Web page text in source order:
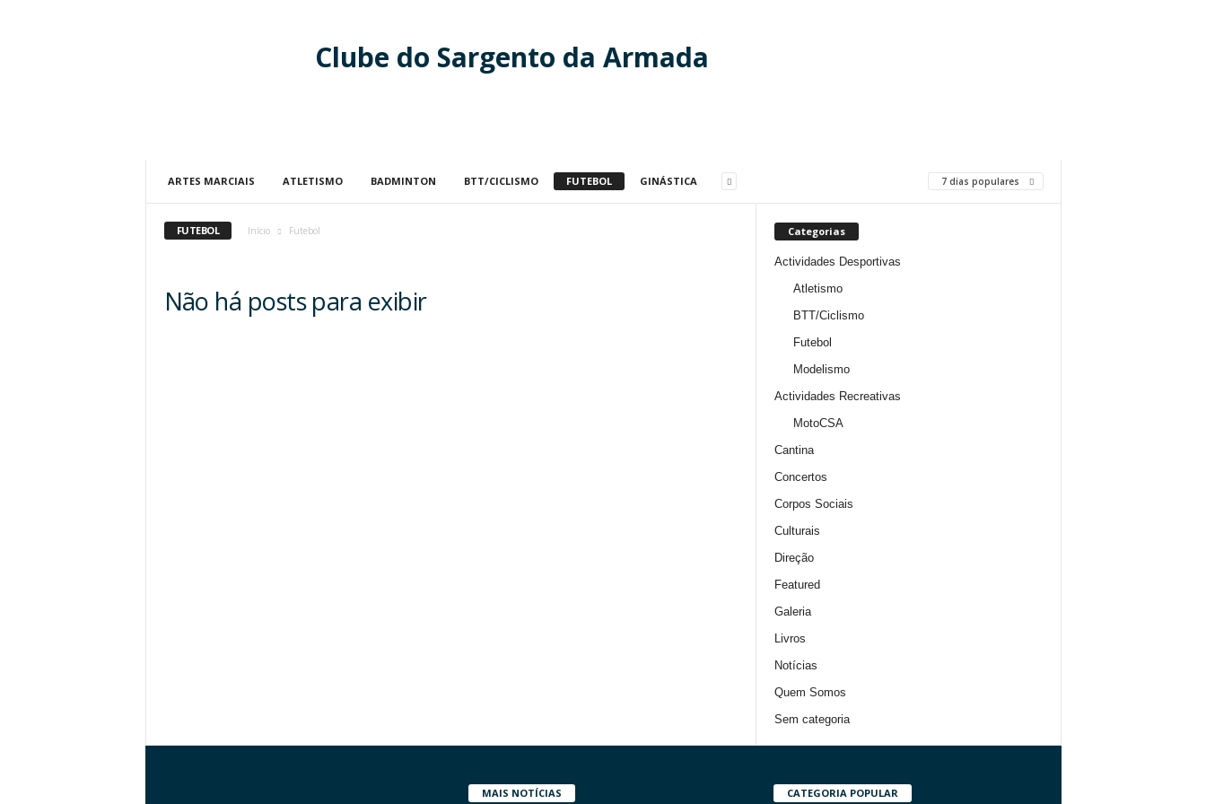
Clube do Sargento da Armada
ARTES MARCIAIS ATLETISMO BADMINTON BTT/CICLISMO FUTEBOL GINÁSTICA 7 dias populares
FUTEBOL Início Futebol
Não há posts para exibir
Categorias
Actividades Desportivas
Atletismo
BTT/Ciclismo
Futebol
Modelismo
Actividades Recreativas
MotoCSA
Cantina
Concertos
Corpos Sociais
Culturais
Direção
Featured
Galeria
Livros
Notícias
Quem Somos
Sem categoria
MAIS NOTÍCIAS CATEGORIA POPULAR